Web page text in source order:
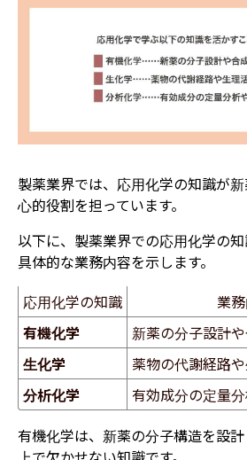
製薬業界では、応用化学の知識が
心的役割を担っています。
以下に、製薬業界での応用化学の
具体的な業務内容を示します。
応用化学の知識
業
有機化学
新薬の分子設計
生化学
薬物の代謝経路
分析化学
有効成分の定量
有機化学は、新薬の分子構造を設